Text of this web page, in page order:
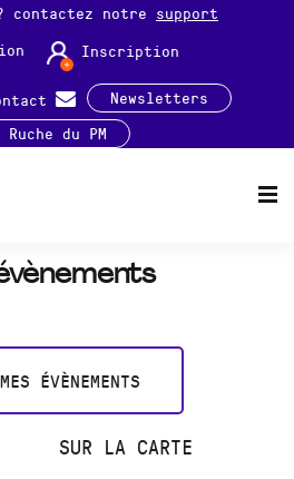
contactez notre support
Inscription
Newsletters
Ruche du PM
ÉVÈNEMENTS
SUR LA CARTE